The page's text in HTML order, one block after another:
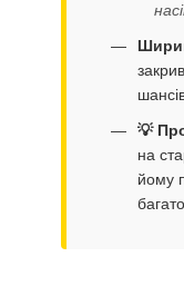
💡
на
йому